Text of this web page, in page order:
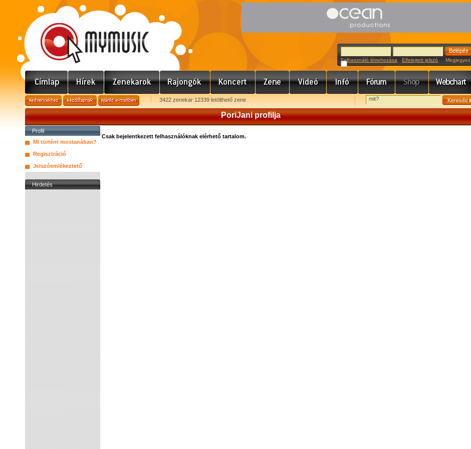
Felhasználó létrehozása Elfelejtett jelszó Megjegyez
3422 zenekar 12339 letölthető zene
PoriJani profilja
Profil
Mi történt mostanában?
Regisztráció
Jelszóemlékeztető
Hirdetés
Csak bejelentkezett felhasználóknak elérhető tartalom.